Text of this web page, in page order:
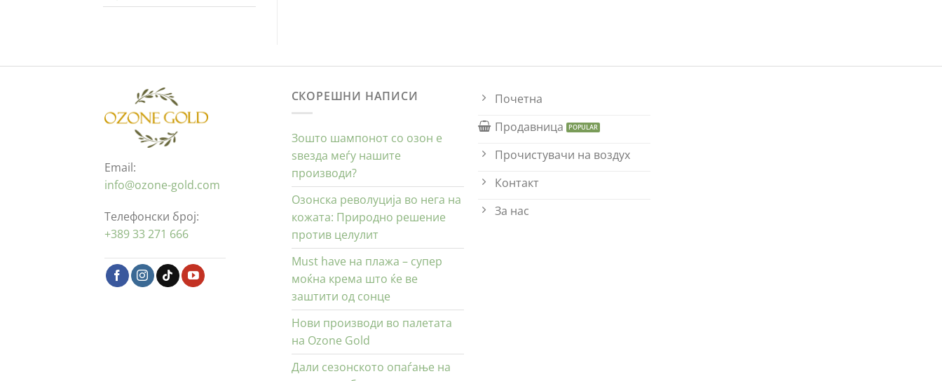
Email:
info@ozone-gold.com
Телефонски број:
+389 33 271 666
СКОРЕШНИ НАПИСИ
Зошто шампонот со озон е
ѕвезда меѓу нашите
производи?
Озонска револуција во нега на
кожата: Природно решение
против целулит
Must have на плажа – супер
моќна крема што ќе ве
заштити од сонце
Нови производи во палетата
на Ozone Gold
Дали сезонското опаѓање на
Почетна
Продавница
Прочистувачи на воздух
Контакт
За нас